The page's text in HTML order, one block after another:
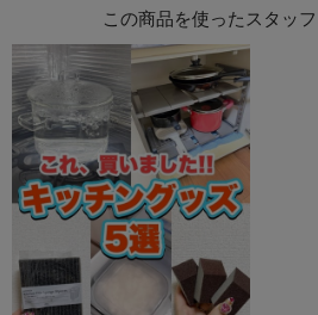
この商品を使ったスタッ